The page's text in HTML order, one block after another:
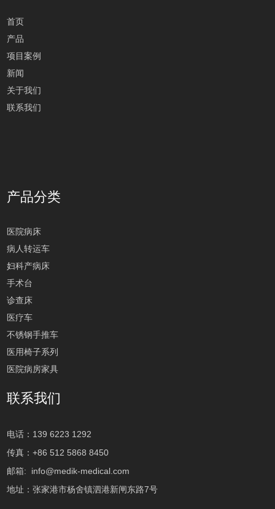
首页
产品
项目案例
新闻
关于我们
联系我们
产品分类
医院病床
病人转运车
妇科产病床
手术台
诊查床
医疗车
不锈钢手推车
医用椅子系列
医院病房家具
联系我们
电话：139 6223 1292
传真：+86 512 5868 8450
邮箱: info@medik-medical.com
地址：张家港市杨舍镇泗港新闸东路7号